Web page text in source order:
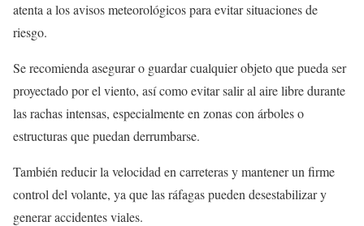
atenta a los avisos meteorológicos para evitar situaciones de
riesgo.
Se recomienda asegurar o guardar cualquier objeto que pueda ser
proyectado por el viento, así como evitar salir al aire libre durante
las rachas intensas, especialmente en zonas con árboles o
estructuras que puedan derrumbarse.
También reducir la velocidad en carreteras y mantener un firme
control del volante, ya que las ráfagas pueden desestabilizar y
generar accidentes viales.